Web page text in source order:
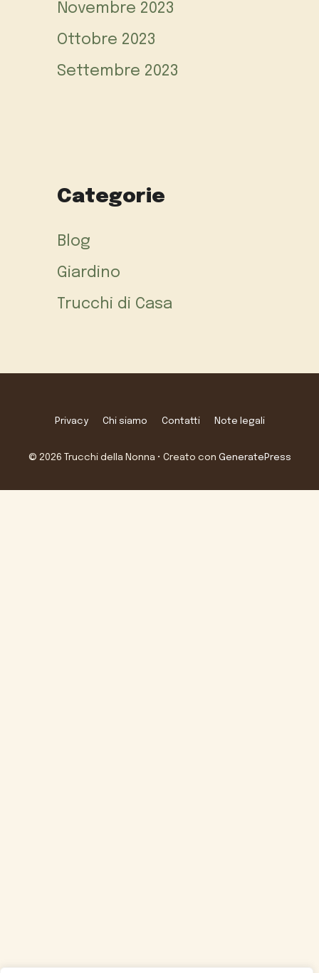
Novembre 2023
Ottobre 2023
Settembre 2023
Categorie
Blog
Giardino
Trucchi di Casa
Privacy Chi siamo Contatti Note legali
© 2026 Trucchi della Nonna • Creato con GeneratePress